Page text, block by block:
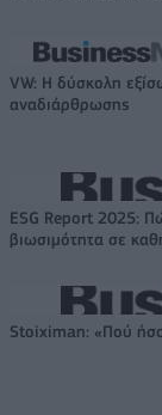
VW: Η δύσκολη
αναδιάρθρωσης
ESG Report 2025:
βιωσιμότητα σε
Stoiximan: «Πού